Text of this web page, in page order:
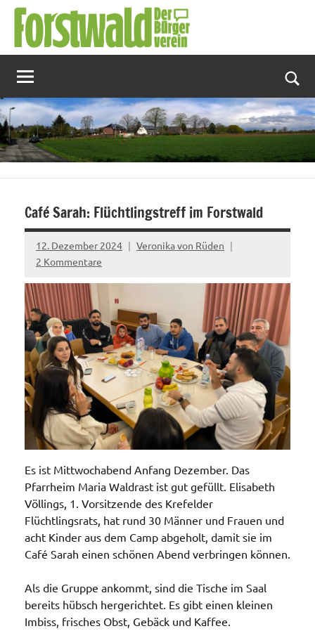
Zum
Inhalt
springen
Café Sarah: Flüchtlingstreff im Forstwald
12. Dezember 2024
Veronika von Rüden
2 Kommentare
Es ist Mittwochabend Anfang Dezember. Das
Pfarrheim Maria Waldrast ist gut gefüllt. Elisabeth
Völlings, 1. Vorsitzende des Krefelder
Flüchtlingsrats, hat rund 30 Männer und Frauen und
acht Kinder aus dem Camp abgeholt, damit sie im
Café Sarah einen schönen Abend verbringen können.
Als die Gruppe ankommt, sind die Tische im Saal
bereits hübsch hergerichtet. Es gibt einen kleinen
Imbiss, frisches Obst, Gebäck und Kaffee.